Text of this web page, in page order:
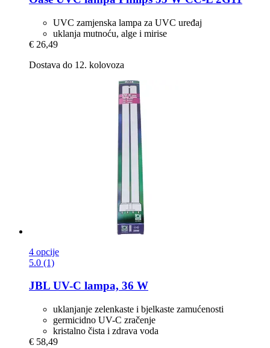
UVC zamjenska lampa za UVC uređaj
uklanja mutnoću, alge i mirise
€ 26,49
Dostava do 12. kolovoza
4 opcije
5.0 (1)
JBL UV-​C lampa, 36 W
uklanjanje zelenkaste i bjelkaste zamućenosti
germicidno UV-C zračenje
kristalno čista i zdrava voda
€ 58,49